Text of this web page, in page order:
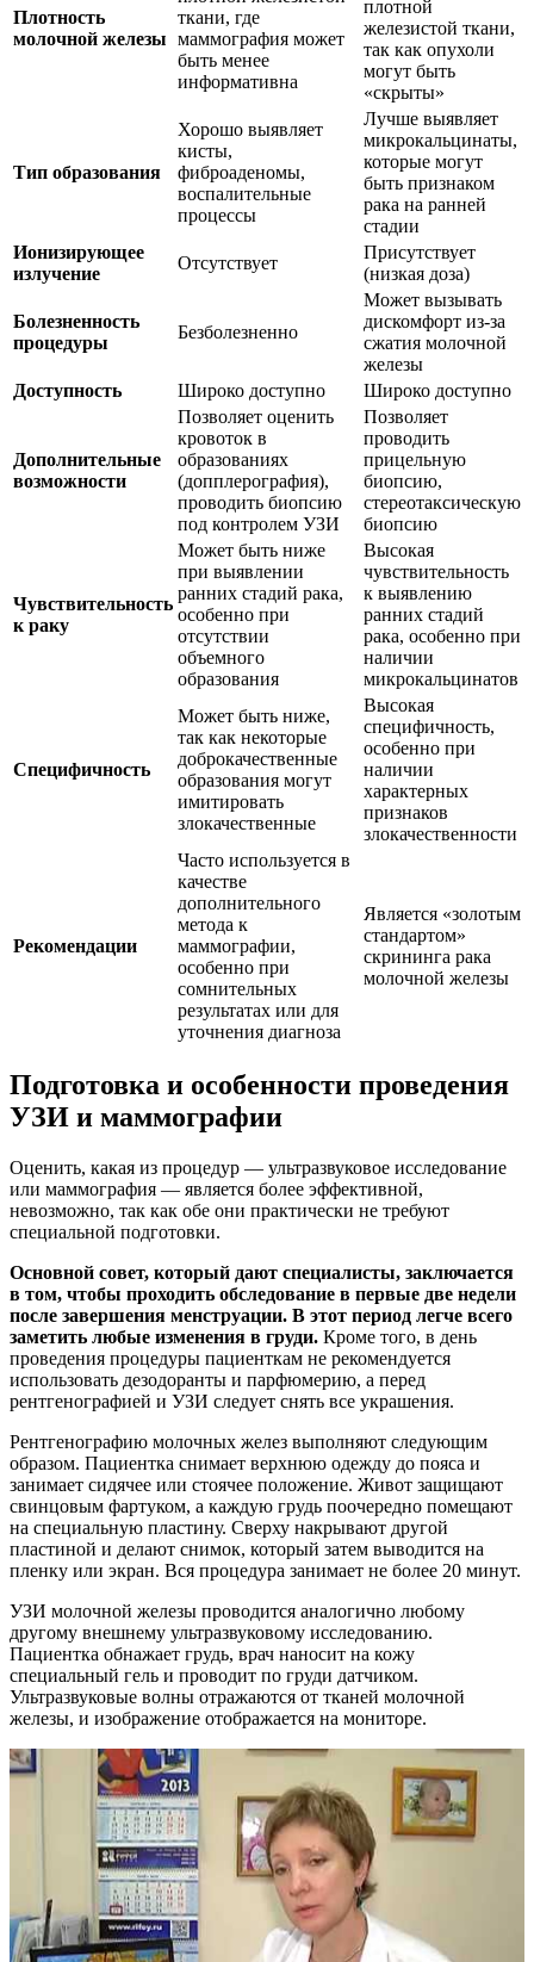
Плотность
молочной железы
ткани, где
маммография может
быть менее
информативна
плотной
железистой ткани,
так как опухоли
могут быть
«скрыты»
Тип образования
Хорошо выявляет
кисты,
фиброаденомы,
воспалительные
процессы
Лучше выявляет
микрокальцинаты,
которые могут
быть признаком
рака на ранней
стадии
Ионизирующее
излучение
Отсутствует
Присутствует
(низкая доза)
Болезненность
процедуры
Безболезненно
Может вызывать
дискомфорт из-за
сжатия молочной
железы
Доступность
Широко доступно Широко доступно
Дополнительные
возможности
Позволяет оценить
кровоток в
образованиях
(допплерография),
проводить биопсию
под контролем УЗИ
Позволяет
проводить
прицельную
биопсию,
стереотаксическую
биопсию
Чувствительность
к раку
Может быть ниже
при выявлении
ранних стадий рака,
особенно при
отсутствии
объемного
образования
Высокая
чувствительность
к выявлению
ранних стадий
рака, особенно при
наличии
микрокальцинатов
Специфичность
Может быть ниже,
так как некоторые
доброкачественные
образования могут
имитировать
злокачественные
Высокая
специфичность,
особенно при
наличии
характерных
признаков
злокачественности
Рекомендации
Часто используется в
качестве
дополнительного
метода к
маммографии,
особенно при
сомнительных
результатах или для
уточнения диагноза
Является «золотым
стандартом»
скрининга рака
молочной железы
Подготовка и особенности проведения
УЗИ и маммографии
Оценить, какая из процедур — ультразвуковое исследование
или маммография — является более эффективной,
невозможно, так как обе они практически не требуют
специальной подготовки.
Основной совет, который дают специалисты, заключается
в том, чтобы проходить обследование в первые две недели
после завершения менструации. В этот период легче всего
заметить любые изменения в груди. Кроме того, в день
проведения процедуры пациенткам не рекомендуется
использовать дезодоранты и парфюмерию, а перед
рентгенографией и УЗИ следует снять все украшения.
Рентгенографию молочных желез выполняют следующим
образом. Пациентка снимает верхнюю одежду до пояса и
занимает сидячее или стоячее положение. Живот защищают
свинцовым фартуком, а каждую грудь поочередно помещают
на специальную пластину. Сверху накрывают другой
пластиной и делают снимок, который затем выводится на
пленку или экран. Вся процедура занимает не более 20 минут.
УЗИ молочной железы проводится аналогично любому
другому внешнему ультразвуковому исследованию.
Пациентка обнажает грудь, врач наносит на кожу
специальный гель и проводит по груди датчиком.
Ультразвуковые волны отражаются от тканей молочной
железы, и изображение отображается на мониторе.